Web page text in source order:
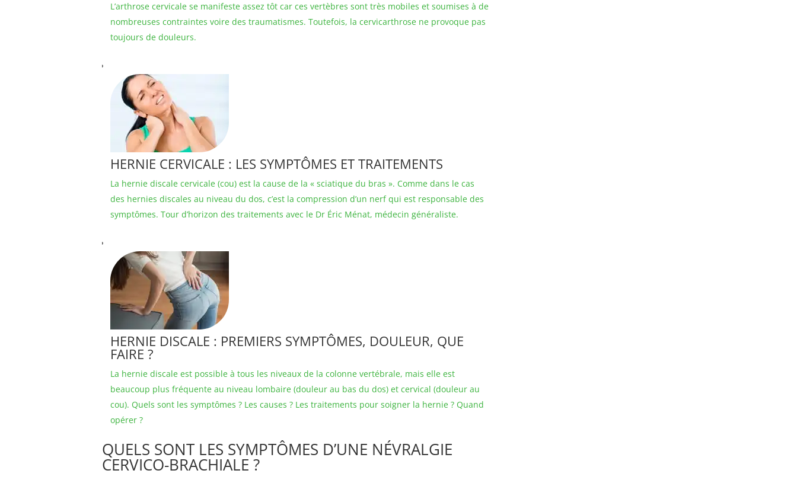
L’arthrose cervicale se manifeste assez tôt car ces vertèbres sont très mobiles et soumises à de
nombreuses contraintes voire des traumatismes. Toutefois, la cervicarthrose ne provoque pas
toujours de douleurs.
HERNIE CERVICALE : LES SYMPTÔMES ET TRAITEMENTS
La hernie discale cervicale (cou) est la cause de la « sciatique du bras ». Comme dans le cas
des hernies discales au niveau du dos, c’est la compression d’un nerf qui est responsable des
symptômes. Tour d’horizon des traitements avec le Dr Éric Ménat, médecin généraliste.
HERNIE DISCALE : PREMIERS SYMPTÔMES, DOULEUR, QUE
FAIRE ?
La hernie discale est possible à tous les niveaux de la colonne vertébrale, mais elle est
beaucoup plus fréquente au niveau lombaire (douleur au bas du dos) et cervical (douleur au
cou). Quels sont les symptômes ? Les causes ? Les traitements pour soigner la hernie ? Quand
opérer ?
QUELS SONT LES SYMPTÔMES D’UNE NÉVRALGIE
CERVICO-BRACHIALE ?